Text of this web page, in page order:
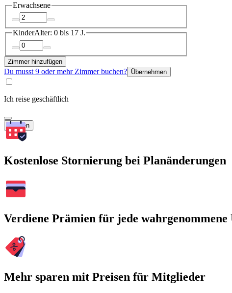
Erwachsene
KinderAlter: 0 bis 17 J.
Zimmer hinzufügen
Du musst 9 oder mehr Zimmer buchen? Übernehmen
Ich reise geschäftlich
Suchen
Kostenlose Stornierung bei Planänderungen
Verdiene Prämien für jede wahrgenommene
Mehr sparen mit Preisen für Mitglieder